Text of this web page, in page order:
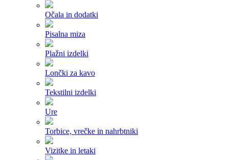
Očala in dodatki
Pisalna miza
Plažni izdelki
Lončki za kavo
Tekstilni izdelki
Ure
Torbice, vrečke in nahrbtniki
Vizitke in letaki